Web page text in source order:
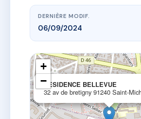
DERNIÈRE MODIF.
06/09/2024
RESIDENCE BELLEVUE
32 av de bretigny 91240 Saint-
+
−